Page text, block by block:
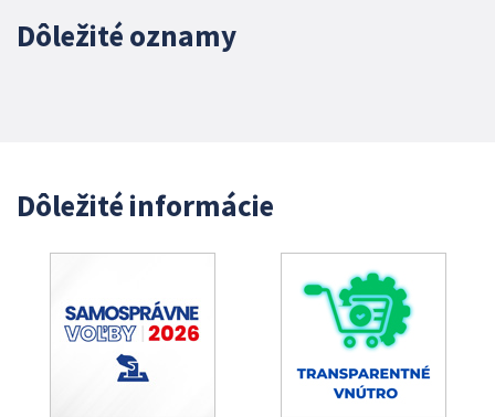
Dôležité oznamy
Dôležité informácie